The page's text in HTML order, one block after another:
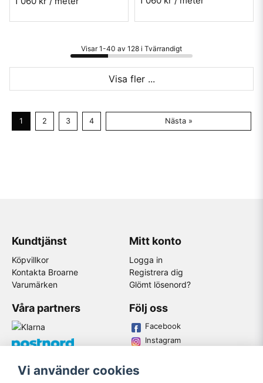
Visar 1-40 av 128 i Tvärrandigt
Visa fler ...
1 2 3 4 Nästa »
Kundtjänst
Köpvillkor
Kontakta Broarne
Varumärken
Mitt konto
Logga in
Registrera dig
Glömt lösenord?
Våra partners Följ oss
Facebook
Instagram
Vi använder cookies